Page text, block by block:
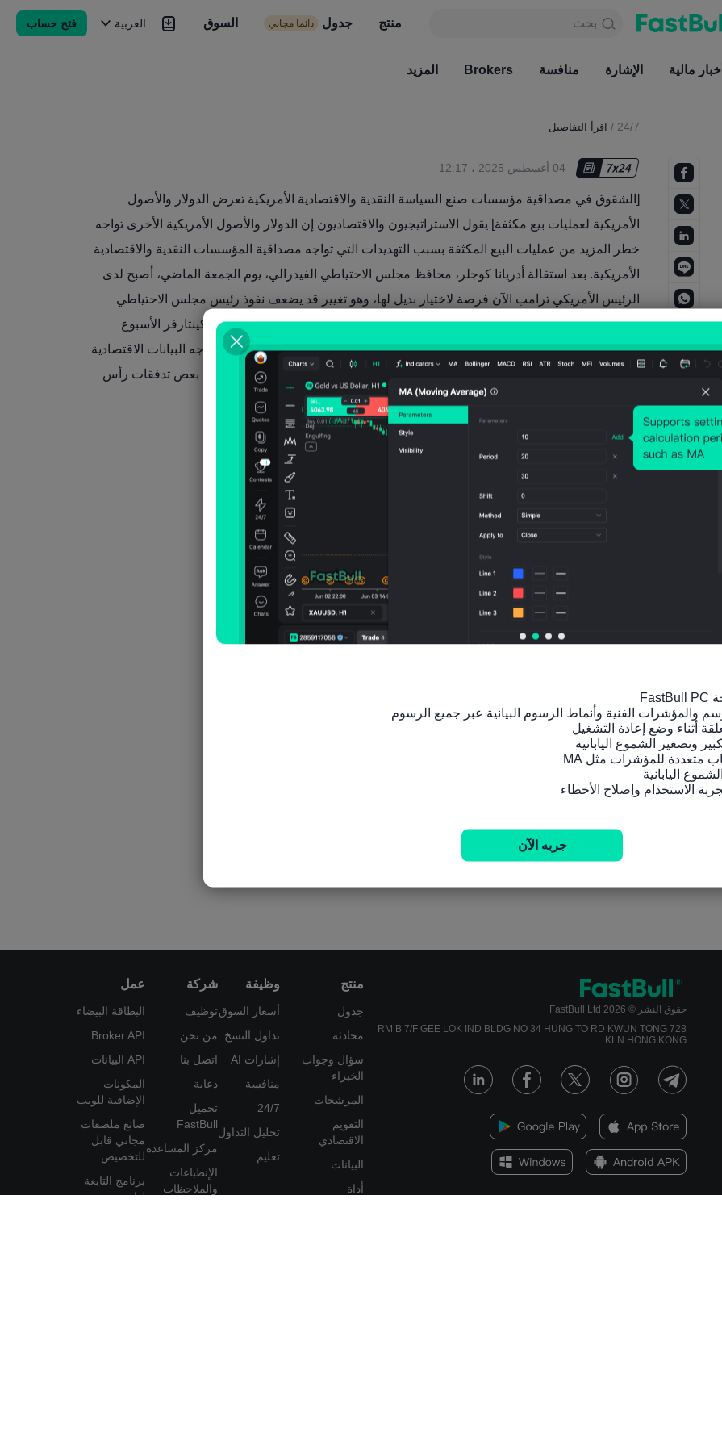
بحث منتج جدول دائما مجاني السوق
أخبار مالية الإشارة منافسة
العربية فتح حساب
بحث
دائما مجاني السوق
أخبار مالية الإشارة منافسة Brokers المزيد
24/7
/ اقرأ التفاصيل
04 أغسطس 2025 ، 12:17
[الشقوق في مصداقية مؤسسات صنع السياسة النقدية والاقتصادية الأمريكية تعرض الدولار والأصول
الأمريكية لعمليات بيع مكثفة] يقول الاستراتيجيون والاقتصاديون إن الدولار والأصول الأمريكية الأخرى تواجه
خطر المزيد من عمليات البيع المكثفة بسبب التهديدات التي تواجه مصداقية المؤسسات النقدية والاقتصادية
الأمريكية. بعد استقالة أدريانا كوجلر، محافظ مجلس الاحتياطي الفيدرالي، يوم الجمعة الماضي، أصبح لدى
الرئيس الأمريكي ترامب الآن فرصة لاختيار بديل لها، وهو تغيير قد يضعف نفوذ رئيس مجلس الاحتياطي
الفيدرالي جيروم باول. إلى جانب إقالة ترامب لمديرة مكتب إحصاءات العمل إريكا ماكينتارفر الأسبوع
الماضي، قد يخفض المستثمرون تقييماتهم للأصول الأمريكية بسبب التهديدات التي تواجه البيانات الاقتصادية
واستقلال السياسة النقدية. وقد أضرت هذه المخاوف بالفعل بالدولار هذا العام ودفعت بعض تدفقات رأس
المال إلى الخارج من السندات والأسهم الأمريكية.
حقوق النشر © 2026 FastBull Ltd
728 RM B 7/F GEE LOK IND BLDG NO 34 HUNG TO RD KWUN TONG
KLN HONG KONG
منتج
جدول
محادثة
سؤال وجواب
الخبراء
المرشحات
التقويم
الاقتصادي
البيانات
أداة
وظيفة
أسعار السوق
تداول النسخ
إشارات AI
منافسة
24/7
تحليل التداول
تعليم
شركة
توظيف
من نحن
اتصل بنا
دعاية
تحميل
FastBull
مركز المساعدة
الإنطباعات
والملاحظات
عمل
البطاقة البيضاء
Broker API
API البيانات
المكونات
الإضافية للويب
صانع ملصقات
مجاني قابل
للتخصيص
برنامج التابعة
لها
جربه الآن